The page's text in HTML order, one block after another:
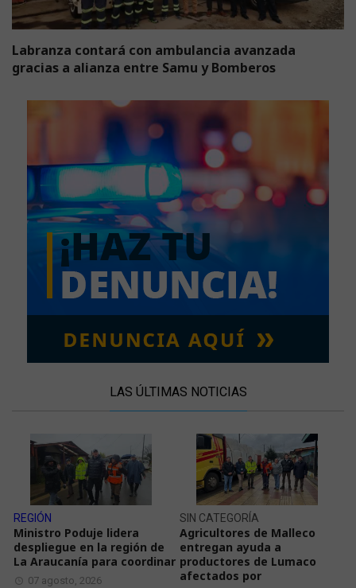
Labranza contará con ambulancia avanzada
gracias a alianza entre Samu y Bomberos
LAS ÚLTIMAS NOTICIAS
REGIÓN
Ministro Poduje lidera
despliegue en la región de
La Araucanía para coordinar
07 agosto, 2026
SIN CATEGORÍA
Agricultores de Malleco
entregan ayuda a
productores de Lumaco
afectados por